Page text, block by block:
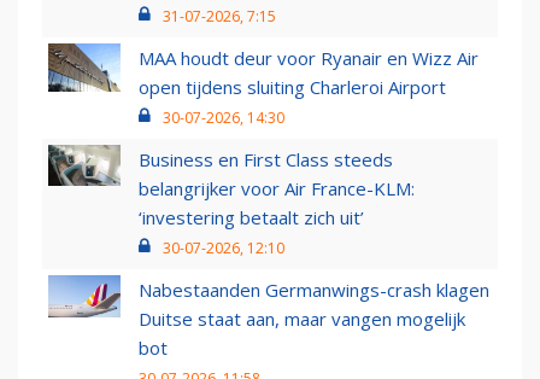
31-07-2026, 7:15
MAA houdt deur voor Ryanair en Wizz Air
open tijdens sluiting Charleroi Airport
30-07-2026, 14:30
Business en First Class steeds
belangrijker voor Air France-KLM:
‘investering betaalt zich uit’
30-07-2026, 12:10
Nabestaanden Germanwings-crash klagen
Duitse staat aan, maar vangen mogelijk
bot